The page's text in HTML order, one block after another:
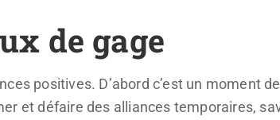
de gage
positives. D’abord c’est un moment
et défaire des alliances temporaires,